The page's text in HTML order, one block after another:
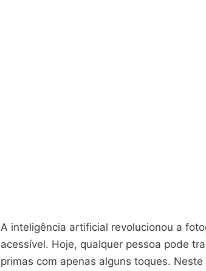
A inteligência artificial revolucionou a
acessível. Hoje, qualquer pessoa pode
primas com apenas alguns toques.